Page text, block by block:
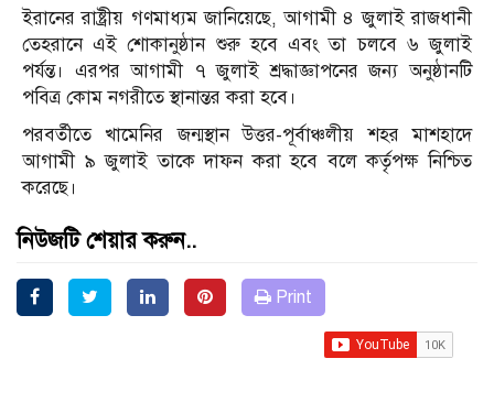
ইরানের রাষ্ট্রীয় গণমাধ্যম জানিয়েছে, আগামী ৪ জুলাই রাজধানী
তেহরানে এই শোকানুষ্ঠান শুরু হবে এবং তা চলবে ৬ জুলাই
পর্যন্ত। এরপর আগামী ৭ জুলাই শ্রদ্ধাজ্ঞাপনের জন্য অনুষ্ঠানটি
পবিত্র কোম নগরীতে স্থানান্তর করা হবে।
পরবর্তীতে খামেনির জন্মস্থান উত্তর-পূর্বাঞ্চলীয় শহর মাশহাদে
আগামী ৯ জুলাই তাকে দাফন করা হবে বলে কর্তৃপক্ষ নিশ্চিত
করেছে।
নিউজটি শেয়ার করুন..
Print